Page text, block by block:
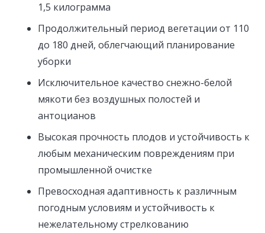
1,5 килограмма
Продолжительный период вегетации от 110
до 180 дней, облегчающий планирование
уборки
Исключительное качество снежно-белой
мякоти без воздушных полостей и
антоцианов
Высокая прочность плодов и устойчивость к
любым механическим повреждениям при
промышленной очистке
Превосходная адаптивность к различным
погодным условиям и устойчивость к
нежелательному стрелкованию